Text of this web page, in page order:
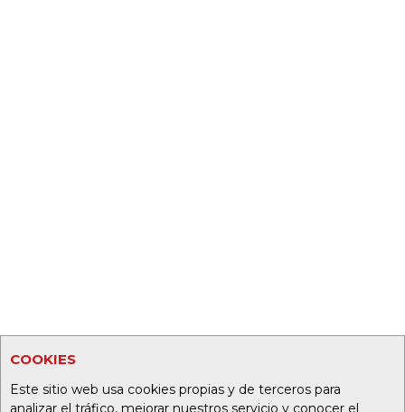
COOKIES
Este sitio web usa cookies propias y de terceros para
analizar el tráfico, mejorar nuestros servicio y conocer el